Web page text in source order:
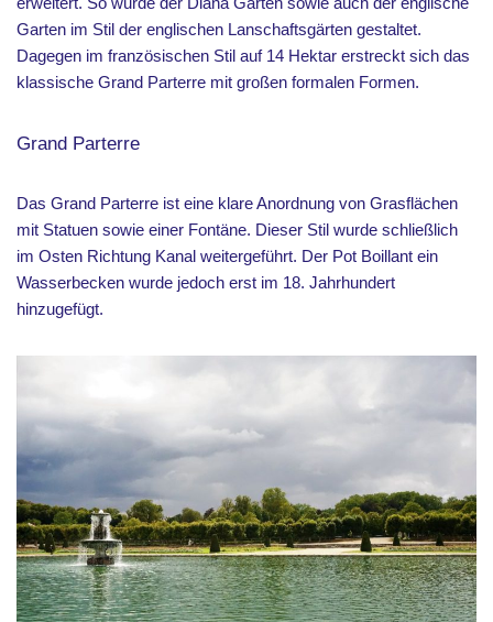
Garten im Stil der englischen Lanschaftsgärten gestaltet.
Dagegen im französischen Stil auf 14 Hektar erstreckt sich das
klassische Grand Parterre mit großen formalen Formen.
Grand Parterre
Das Grand Parterre ist eine klare Anordnung von Grasflächen
mit Statuen sowie einer Fontäne. Dieser Stil wurde schließlich
im Osten Richtung Kanal weitergeführt. Der Pot Boillant ein
Wasserbecken wurde jedoch erst im 18. Jahrhundert
hinzugefügt.